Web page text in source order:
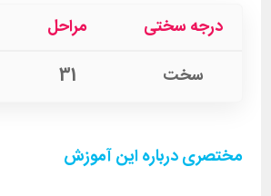
درجه سختی مراحل
سخت
31
مختصری درباره این آموزش